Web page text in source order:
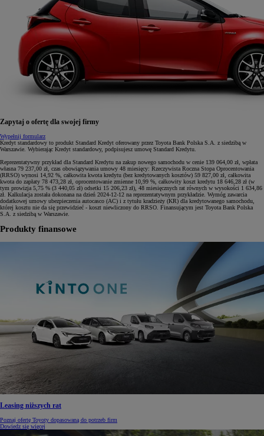
Zapytaj o ofertę dla swojej firmy
Wypełnij formularz
Kredyt standardowy to produkt Standard Kredyt oferowany przez Toyota Bank Polska S.A. z siedzibą w
Warszawie. Wybierając Kredyt standardowy, podpisujesz umowę Standard Kredytu.
Reprezentatywny przykład dla Standard Kredytu na zakup nowego samochodu w cenie 139 064,00 zł, wpłata
własna 79 237,00 zł, czas obowiązywania umowy 48 miesięcy: Rzeczywista Roczna Stopa Oprocentowania
(RRSO) wynosi 14,92 %, całkowita kwota kredytu (bez kredytowanych kosztów) 59 827,00 zł, całkowita
kwota do zapłaty 78 473,28 zł, oprocentowanie zmienne 10,99 %, całkowity koszt kredytu 18 646,28 zł (w
tym prowizja 5,75 % (3 440,05 zł) odsetki 15 206,23 zł), 48 miesięcznych rat równych w wysokości 1 634,86
zł. Kalkulacja została dokonana na dzień 2024-12-12 na reprezentatywnym przykładzie. Wymóg zawarcia
dodatkowej umowy ubezpieczenia autocasco (AC) i z tytułu kradzieży (KR) dla kredytowanego samochodu,
której kosztu nie da się przewidzieć - koszt niewliczony do RRSO. Finansującym jest Toyota Bank Polska
S.A. z siedzibą w Warszawie.
Produkty finansowe
Leasing niższych rat
Poznaj ofertę Toyoty dopasowaną do potrzeb firm
Dowiedz się więcej